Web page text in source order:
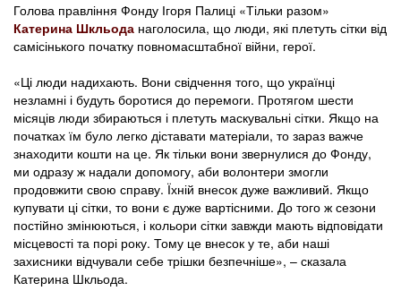
Голова правління Фонду Ігоря Палиці «Тільки разом»
Катерина Шкльода наголосила, що люди, які плетуть сітки від
самісінького початку повномасштабної війни, герої.
«Ці люди надихають. Вони свідчення того, що українці
незламні і будуть боротися до перемоги. Протягом шести
місяців люди збираються і плетуть маскувальні сітки. Якщо на
початках їм було легко діставати матеріали, то зараз важче
знаходити кошти на це. Як тільки вони звернулися до Фонду,
ми одразу ж надали допомогу, аби волонтери змогли
продовжити свою справу. Їхній внесок дуже важливий. Якщо
купувати ці сітки, то вони є дуже вартісними. До того ж сезони
постійно змінюються, і кольори сітки завжди мають відповідати
місцевості та порі року. Тому це внесок у те, аби наші
захисники відчували себе трішки безпечніше», – сказала
Катерина Шкльода.